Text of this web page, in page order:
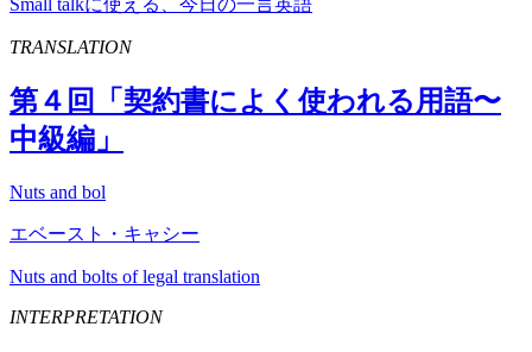
Small talkに使える、今日の一言英語
TRANSLATION
第４回「契約書によく使われる用語〜
中級編」
Nuts and bol
エベースト・キャシー
Nuts and bolts of legal translation
INTERPRETATION